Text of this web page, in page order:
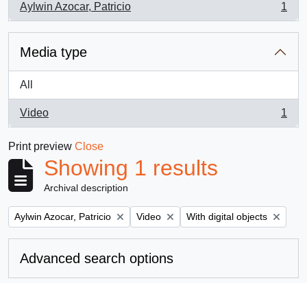
Aylwin Azocar, Patricio
, 1 results
1
Media type
All
Video
, 1 results
1
Print preview Close
Showing 1 results
Archival description
Remove filter:
Aylwin Azocar, Patricio Remove filter:
Video Remove filter:
With digital objects
Advanced search options